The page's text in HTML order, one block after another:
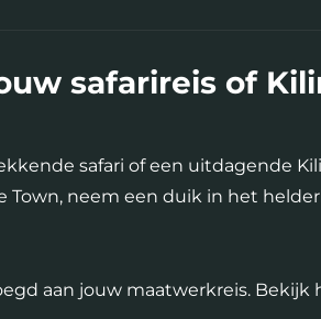
safarireis of
safari of een uitdagende
Town, neem een duik in het
aan jouw maatwerkreis. Bekijk